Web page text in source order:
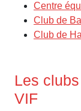
Centre
Club de
Club de
Les
VIF